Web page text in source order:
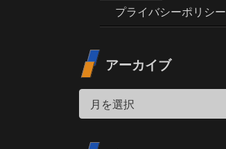
プライバシーポリシー
アーカイブ